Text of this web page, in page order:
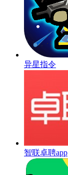
异星指令
智联卓聘app